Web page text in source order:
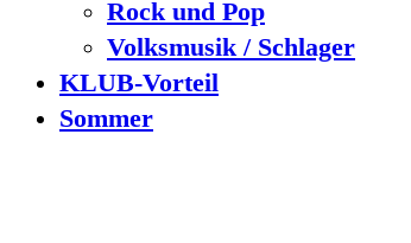
Rock und Pop
Volksmusik / Schlager
KLUB-Vorteil
Sommer